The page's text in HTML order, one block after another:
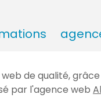
de qualité,
par l'agence web